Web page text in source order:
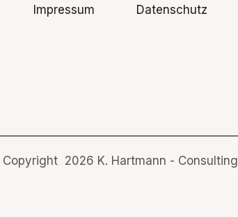
Impressum Datenschutz
Copyright 2026 K. Hartmann - Consulting